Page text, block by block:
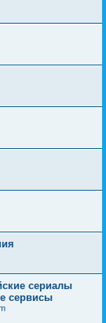
сериалы
сервисы